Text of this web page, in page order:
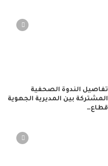
تفاصيل الندوة الصحفية
المشتركة بين المديرية الجهوية
قطاع…